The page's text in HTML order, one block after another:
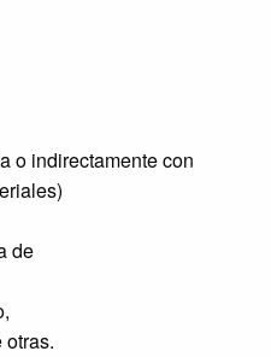
o indirectamente con
de
otras.